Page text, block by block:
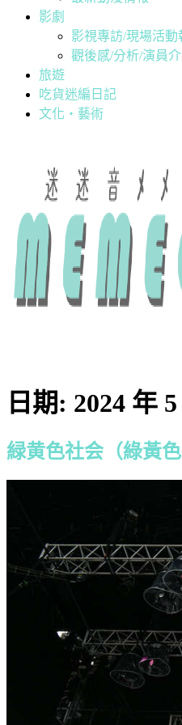
影劇
影視專訪/現場活動
觀後感/分析/演員
旅遊
吃貨迷編日記
文化・藝術
日期: 2024 年
緑黄色社会（綠黃